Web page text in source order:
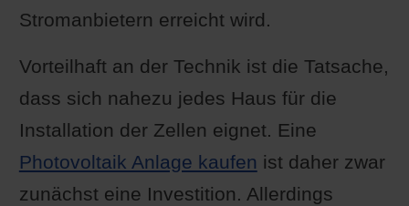
Stromanbietern erreicht wird.
Vorteilhaft an der Technik ist die Tatsache,
dass sich nahezu jedes Haus für die
Installation der Zellen eignet. Eine
Photovoltaik Anlage kaufen ist daher zwar
zunächst eine Investition. Allerdings